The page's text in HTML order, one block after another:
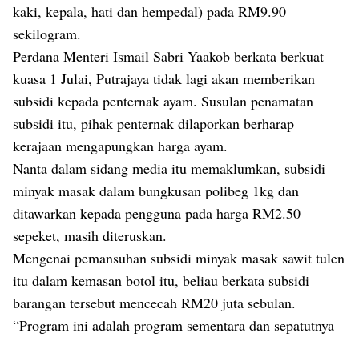
kaki, kepala, hati dan hempedal) pada RM9.90
sekilogram.
Perdana Menteri Ismail Sabri Yaakob berkata berkuat
kuasa 1 Julai, Putrajaya tidak lagi akan memberikan
subsidi kepada penternak ayam. Susulan penamatan
subsidi itu, pihak penternak dilaporkan berharap
kerajaan mengapungkan harga ayam.
Nanta dalam sidang media itu memaklumkan, subsidi
minyak masak dalam bungkusan polibeg 1kg dan
ditawarkan kepada pengguna pada harga RM2.50
sepeket, masih diteruskan.
Mengenai pemansuhan subsidi minyak masak sawit tulen
itu dalam kemasan botol itu, beliau berkata subsidi
barangan tersebut mencecah RM20 juta sebulan.
“Program ini adalah program sementara dan sepatutnya